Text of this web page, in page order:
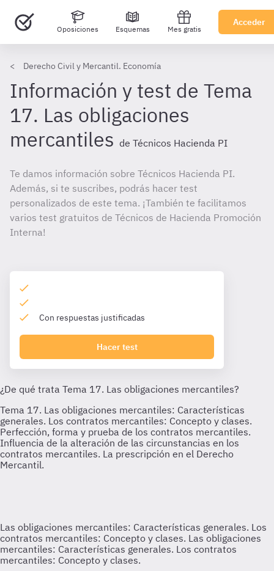
Oposiciones Esquemas Mes gratis
Acceder
Derecho Civil y Mercantil. Economía
Información y test de Tema
17. Las obligaciones
mercantiles de Técnicos Hacienda PI
Te damos información sobre Técnicos Hacienda PI.
Además, si te suscribes, podrás hacer test
personalizados de este tema. ¡También te facilitamos
varios test gratuitos de Técnicos de Hacienda Promoción
Interna!
Con respuestas justificadas
Hacer test
Las obligaciones mercantiles: Características generales. Los
contratos mercantiles: Concepto y clases. Las obligaciones
mercantiles: Características generales. Los contratos
mercantiles: Concepto y clases.